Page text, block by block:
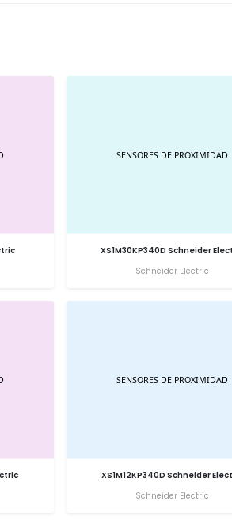
XS1M30KP340D Schneider
Schneider Electric
XS1M12KP340D Schneider
Schneider Electric